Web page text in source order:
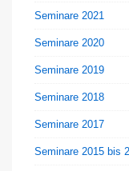
Seminare 2021
Seminare 2020
Seminare 2019
Seminare 2018
Seminare 2017
Seminare 2015 bis